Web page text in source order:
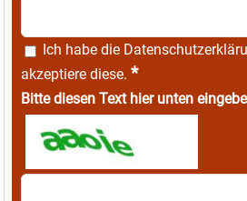
Ich habe die
akzeptiere diese. *
Bitte diesen Text hier unten